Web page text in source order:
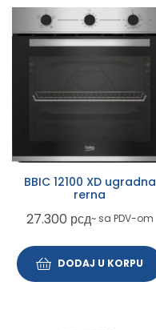
BBIC 12100 XD ugradna
rerna
27.300 рсд~ sa PDV-om
DODAJ U KORPU